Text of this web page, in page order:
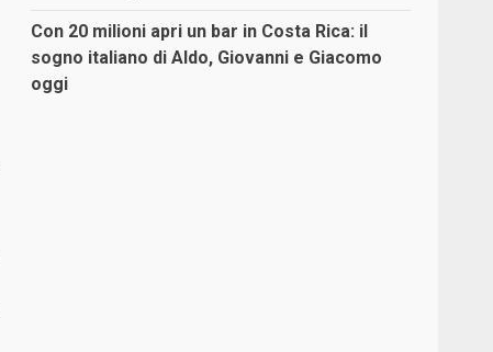
Con 20 milioni apri un bar in Costa Rica: il
sogno italiano di Aldo, Giovanni e Giacomo
oggi